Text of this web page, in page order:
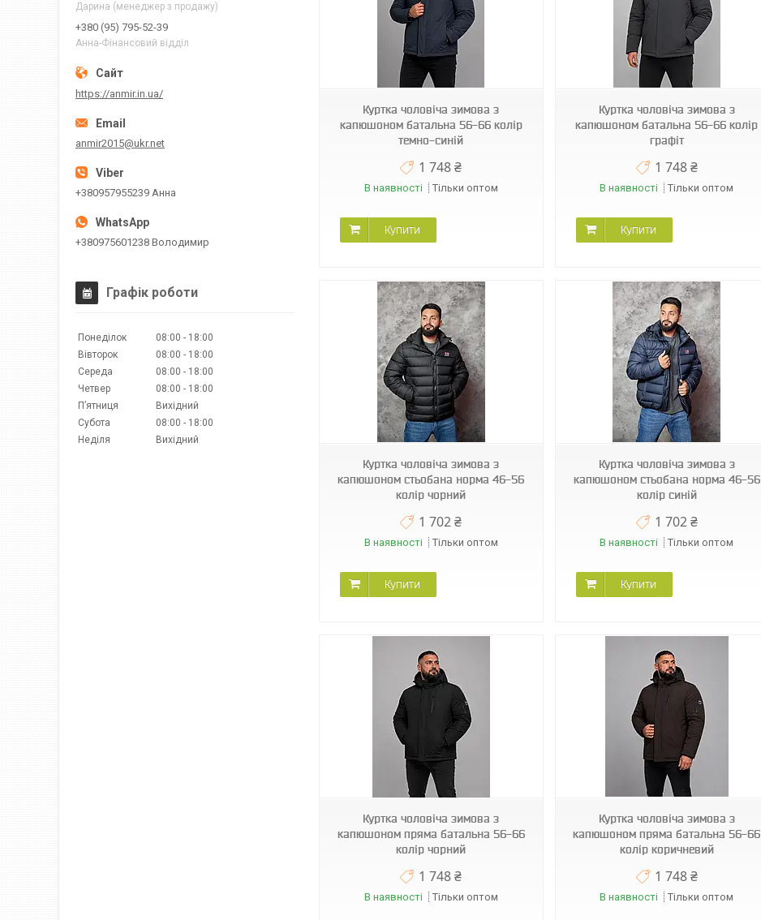
Куртка чоловіча зимова з
капюшоном батальна 56-66 колір
темно-синій
1 748 ₴
В наявності Тільки оптом
Купити
BINOR B-404
Куртка чоловіча зимова з
капюшоном батальна 56-66 колір
графіт
1 748 ₴
В наявності Тільки оптом
Купити
BINOR B-404
BINOR B-458
Куртка чоловіча зимова з
капюшоном стьобана норма 46-56
колір чорний
1 702 ₴
В наявності Тільки оптом
Купити
BINOR B-458
Куртка чоловіча зимова з
капюшоном стьобана норма 46-56
колір синій
1 702 ₴
В наявності Тільки оптом
Купити
BINOR B-458
Куртка чоловіча зимова з
капюшоном пряма батальна 56-66
колір чорний
1 748 ₴
В наявності Тільки оптом
BINOR B-414
Куртка чоловіча зимова з
капюшоном пряма батальна 56-66
колір коричневий
1 748 ₴
В наявності Тільки оптом
Дарина (менеджер з продажу)
+380 (95) 795-52-39
Анна-Фінансовий відділ
https://anmir.in.ua/
anmir2015@ukr.net
+380957955239 Анна
+380975601238 Володимир
Графік роботи
Понеділок 08:00
18:00
Вівторок
08:00
18:00
Середа
08:00
18:00
Четвер
08:00
18:00
Пʼятниця
Вихідний
Субота
08:00
18:00
Неділя
Вихідний